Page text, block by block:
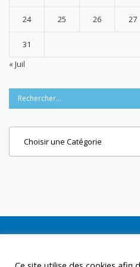
24 25 26 27
31
« Juil